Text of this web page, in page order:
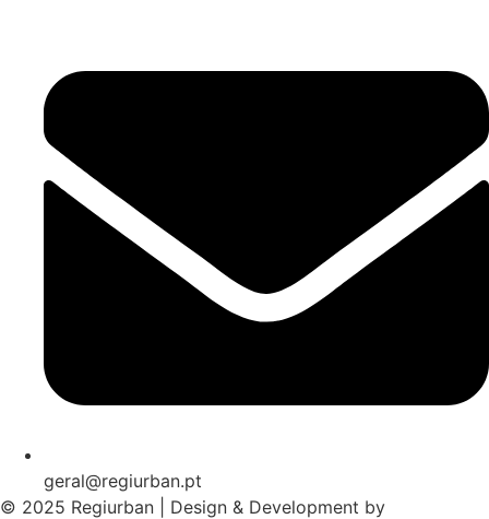
geral@regiurban.pt
© 2025 Regiurban | Design & Development by